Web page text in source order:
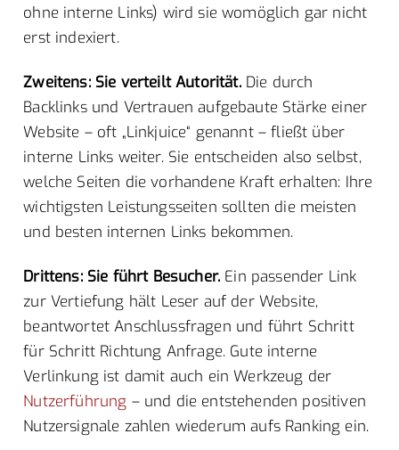
ohne interne Links) wird sie womöglich gar nicht
erst indexiert.
Zweitens: Sie verteilt Autorität.Die durch
Backlinks und Vertrauen aufgebaute Stärke einer
Website – oft „Linkjuice“ genannt – fließt über
interne Links weiter. Sie entscheiden also selbst,
welche Seiten die vorhandene Kraft erhalten: Ihre
wichtigsten Leistungsseiten sollten die meisten
und besten internen Links bekommen.
Drittens: Sie führt Besucher. Ein passender Link
zur Vertiefung hält Leser auf der Website,
beantwortet Anschlussfragen und führt Schritt
für Schritt Richtung Anfrage. Gute interne
Verlinkung ist damit auch ein Werkzeug der
Nutzerführung – und die entstehenden positiven
Nutzersignale zahlen wiederum aufs Ranking ein.